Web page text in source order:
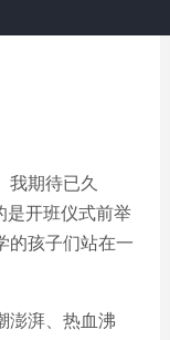
期待已久
是开班仪式前举
的孩子们站在一
湃、热血沸